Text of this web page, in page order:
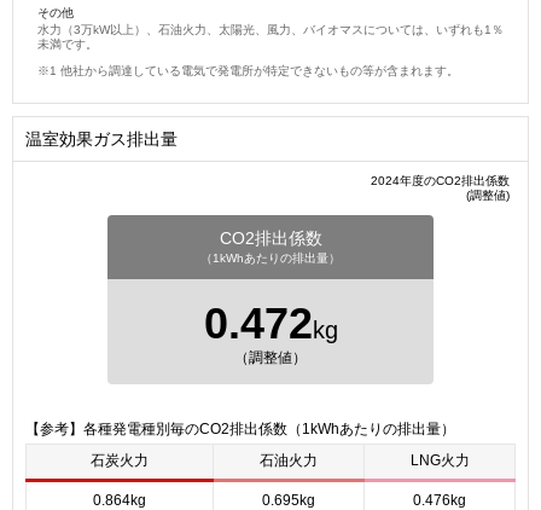
その他
水力（3万kW以上）、石油火力、太陽光、風力、バイオマスについては、いずれも1％
未満です。
他社から調達している電気で発電所が特定できないもの等が含まれます。
温室効果ガス排出量
2024年度のCO2排出係数
(調整値)
CO2排出係数
（1kWhあたりの排出量）
0.472kg
（調整値）
【参考】各種発電種別毎のCO2排出係数（1kWhあたりの排出量）
石炭火力
石油火力 LNG火力
0.864kg 0.695kg 0.476kg